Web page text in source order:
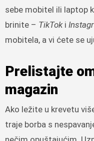
sebe mobitel ili laptop
brinite – TikToki
mobitela, a vi ćete se
Prelistajte
magazin
Ako ležite u krevetu
traje borba s